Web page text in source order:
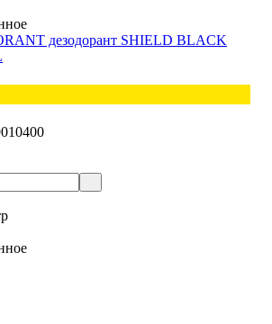
дезодорант SHIELD BLACK